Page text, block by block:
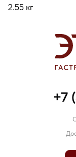
2.55 кг
+7